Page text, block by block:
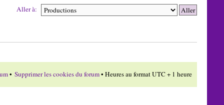
Aller à:
• Supprimer les cookies du forum• Heures au format UTC + 1 heure